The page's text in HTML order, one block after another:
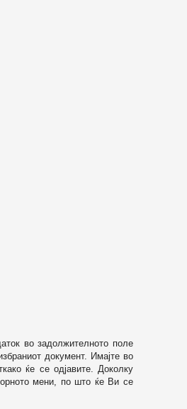
во задолжителното поле
документ. Имајте во
ќе се одјавите. Доколку
мени, по што ќе Ви се